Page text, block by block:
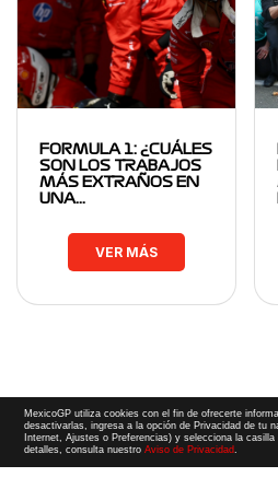
FORMULA 1: ¿CUÁLES
SON LOS TRABAJOS
MÁS EXTRAÑOS EN
UNA…
VER MÁS
MexicoGP utiliza cookies con el fin de ofrecerte
desactivarlas, ingresa a la opción de Privacidad de tu
Internet, Ajustes o Preferencias) y selecciona la
detalles, consulta nuestroAviso de Privacidad.